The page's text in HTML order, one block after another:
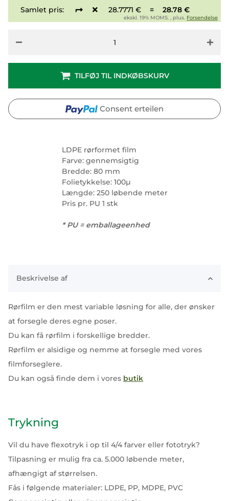
LDPE rørformet film
Farve: gennemsigtig
Bredde: 80 mm
Folietykkelse: 100µ
Længde: 250 løbende meter
Pris pr. PU 1 stk
* PU = emballageenhed
Samlet pris: 28.7771 € = 28.78 €
ekskl. 19% MOMS. , plus. Forsendelse
TILFØJ TIL INDKØBSKURV
Consent erteilen
Beskrivelse af
Rørfilm er den mest variable løsning for alle, der ønsker
at forsegle deres egne poser.
Du kan få rørfilm i forskellige bredder.
Rørfilm er alsidige og nemme at forsegle med vores
filmforseglere.
Du kan også finde dem i vores butik
Trykning
Vil du have flexotryk i op til 4/4 farver eller fototryk?
Tilpasning er mulig fra ca. 5.000 løbende meter,
afhængigt af størrelsen.
Fås i følgende materialer: LDPE, PP, MDPE, PVC